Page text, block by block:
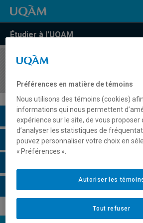
Étudier à l'UQAM
COURS//
Description du cours
Horaire - Été 2026
Préférences en matière de témoins
Nous utilisons des témoins (cookies)
informations qui nous permettent
expérience sur le site, de vous proposer
d’analyser les statistiques de
pouvez personnaliser votre choix en
« Préférences ».
Tout refuser
Autoriser les